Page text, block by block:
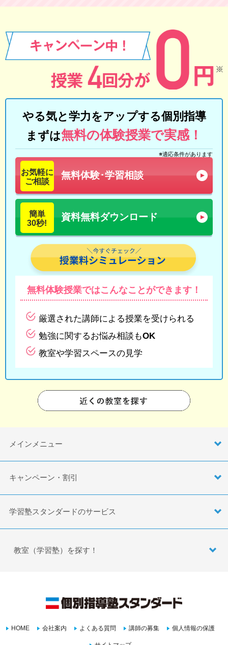
やる気と学力をアップする個別指導
まずは無料の体験授業で実感！
※適応条件があります
お気軽に
ご相談
無料体験･学習相談
簡単
30秒!
資料無料ダウンロード
無料体験授業ではこんなことができます！
厳選された講師による授業を受けられる
勉強に関するお悩み相談もOK
教室や学習スペースの見学
メインメニュー
キャンペーン・割引
学習塾スタンダードのサービス
教室（学習塾）を探す！
HOME 会社案内 よくある質問 講師の募集 個人情報の保護